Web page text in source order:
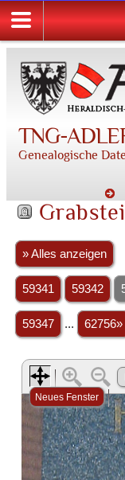
TNG-
Genealogische
» Alles anzeigen
59341 59342
59347 ... 62756»